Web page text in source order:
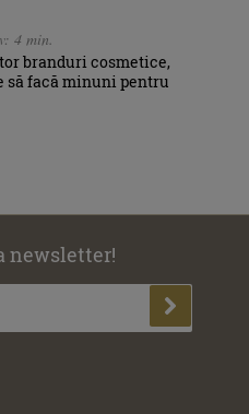
4 min.
branduri cosmetice,
să facă minuni pentru
newsletter!